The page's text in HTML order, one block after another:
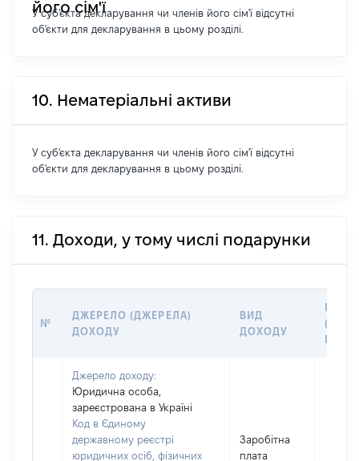
його сім'ї
У суб'єкта декларування чи членів його сім'ї відсутні
об'єкти для декларування в цьому розділі.
10. Нематеріальні активи
У суб'єкта декларування чи членів його сім'ї відсутні
об'єкти для декларування в цьому розділі.
11. Доходи, у тому числі подарунки
№
ДЖЕРЕЛО (ДЖЕРЕЛА)
ДОХОДУ
ВИД
ДОХОДУ
Джерело доходу:
Юридична особа,
зареєстрована в Україні
Код в Єдиному
державному реєстрі
юридичних осіб, фізичних
Заробітна
плата